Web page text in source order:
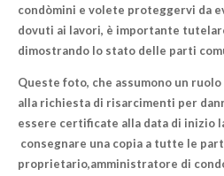
condòmini e volete proteggervi da
dovuti ai lavori, è importante
dimostrando lo statodelle parti
Queste foto, che assumono un ruolo
alla richiesta di risarcimenti per
essere certificate alla data di inizio
consegnare una copia a tutte le
proprietario,amministratore di